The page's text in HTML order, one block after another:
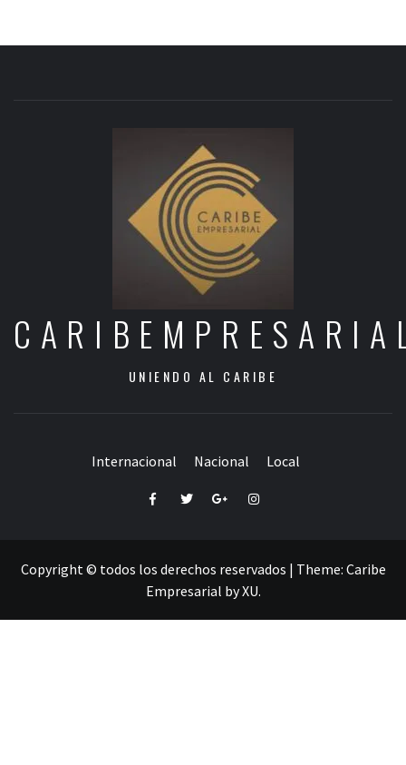
UNIENDO AL CARIBE
Internacional Nacional Local
FacebookTwitterGoogle+Instagram
Copyright © todos los derechos reservados | Theme: Caribe
Empresarial byXU.